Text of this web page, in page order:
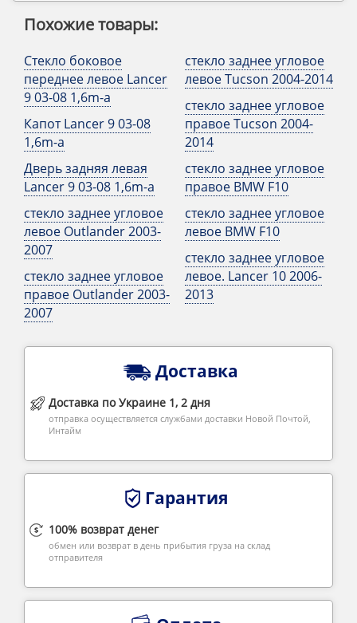
Похожие товары:
Стекло боковое
переднее левое Lancer
9 03-08 1,6m-a
Капот Lancer 9 03-08
1,6m-a
Дверь задняя левая
Lancer 9 03-08 1,6m-a
стекло заднее угловое
левое Outlander 2003-
2007
стекло заднее угловое
правое Outlander 2003-
2007
стекло заднее угловое
левое Tucson 2004-2014
стекло заднее угловое
правое Tucson 2004-
2014
стекло заднее угловое
правое BMW F10
стекло заднее угловое
левое BMW F10
стекло заднее угловое
левое. Lancer 10 2006-
2013
Доставка
Доставка по Украине 1, 2 дня
отправка осуществляется службами доставки Новой Почтой,
Интайм
Гарантия
100% возврат денег
обмен или возврат в день прибытия груза на склад
отправителя